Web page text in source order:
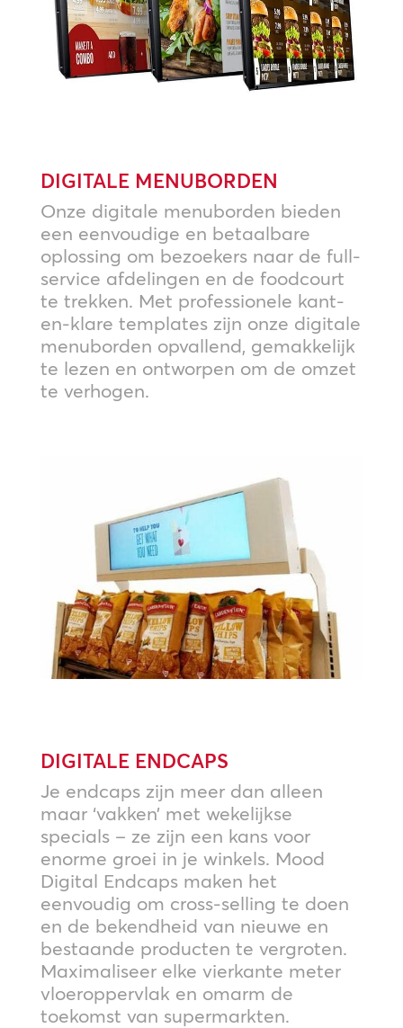
DIGITALE MENUBORDEN
Onze digitale menuborden bieden
een eenvoudige en betaalbare
oplossing om bezoekers naar de full-
service afdelingen en de foodcourt
te trekken. Met professionele kant-
en-klare templates zijn onze digitale
menuborden opvallend, gemakkelijk
te lezen en ontworpen om de omzet
te verhogen.
DIGITALE ENDCAPS
Je endcaps zijn meer dan alleen
maar ‘vakken’ met wekelijkse
specials – ze zijn een kans voor
enorme groei in je winkels. Mood
Digital Endcaps maken het
eenvoudig om cross-selling te doen
en de bekendheid van nieuwe en
bestaande producten te vergroten.
Maximaliseer elke vierkante meter
vloeroppervlak en omarm de
toekomst van supermarkten.